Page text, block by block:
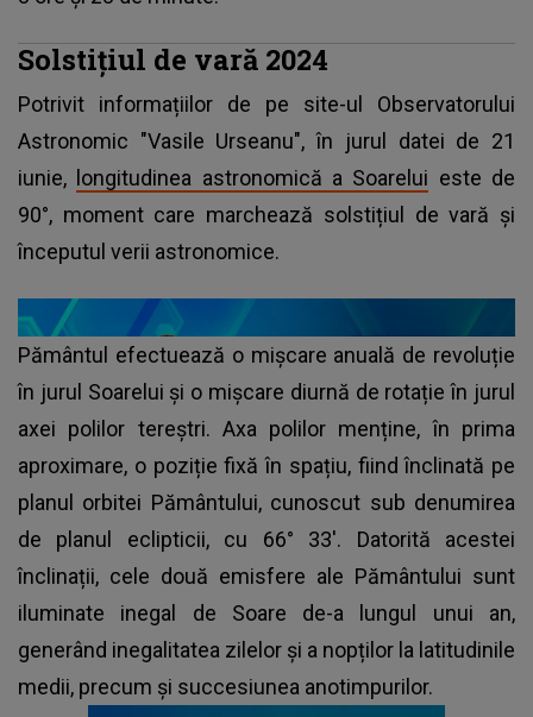
Solstițiul de vară 2024
Potrivit informațiilor de pe site-ul Observatorului
Astronomic "Vasile Urseanu", în jurul datei de 21
iunie, longitudinea astronomică a Soarelui este de
90°, moment care marchează solstițiul de vară și
începutul verii astronomice.
Pământul efectuează o mișcare anuală de revoluție
în jurul Soarelui și o mișcare diurnă de rotație în jurul
axei polilor tereștri. Axa polilor menține, în prima
aproximare, o poziție fixă în spațiu, fiind înclinată pe
planul orbitei Pământului, cunoscut sub denumirea
de planul eclipticii, cu 66° 33'. Datorită acestei
înclinații, cele două emisfere ale Pământului sunt
iluminate inegal de Soare de-a lungul unui an,
generând inegalitatea zilelor și a nopților la latitudinile
medii, precum și succesiunea anotimpurilor.